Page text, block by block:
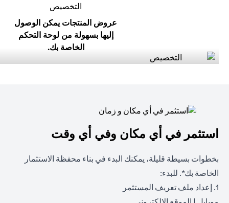
التخصيص
عروض المنتجات يمكن الوصول
إليها بسهولة من لوحة التحكم
الخاصة بك.
استثمر في أي مكان وفي أي وقت
بخطوات بسيطة قليلة، يمكنك البدء في بناء محفظة الاستثمار
الخاصة بك*. للبدء:
1. إعداد ملف تعريف المستثمر